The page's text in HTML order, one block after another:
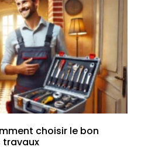
choisir le bon
travaux